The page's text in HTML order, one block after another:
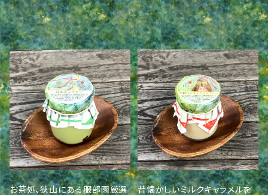
お茶処、狭山にある服部園厳選
昔懐かしいミルクキャラメルを